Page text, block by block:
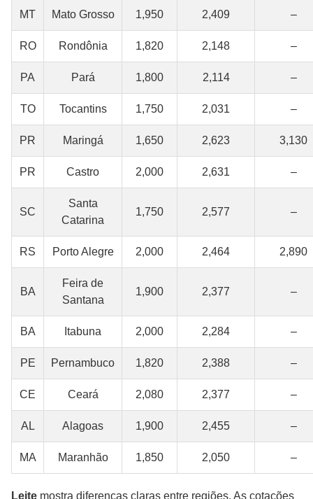
MT Mato Grosso 1,950 2,409 –
RO Rondônia 1,820 2,148 –
PA Pará 1,800 2,114 –
TO Tocantins 1,750 2,031 –
PR Maringá 1,650 2,623 3,130
PR Castro 2,000 2,631 –
SC
Santa
Catarina
1,750 2,577 –
RS Porto Alegre 2,000 2,464 2,890
BA
Feira de
Santana
1,900 2,377 –
BA Itabuna 2,000 2,284 –
PE Pernambuco 1,820 2,388 –
CE Ceará 2,080 2,377 –
AL Alagoas 1,900 2,455 –
MA Maranhão 1,850 2,050 –
Leite mostra diferenças claras entre regiões. As cotações